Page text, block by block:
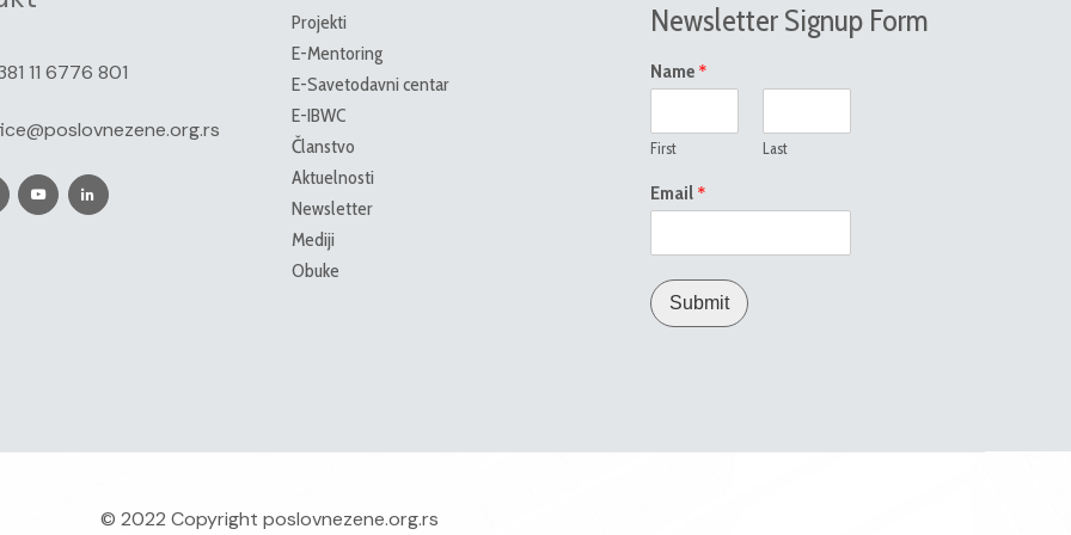
11 6776 801
Projekti
E-Mentoring
E-Savetodavni centar
E-IBWC
Članstvo
Aktuelnosti
Newsletter
Mediji
Obuke
Newsletter Signup Form
Name *
First Last
Email *
Submit
© 2022 Copyrightposlovnezene.org.rs